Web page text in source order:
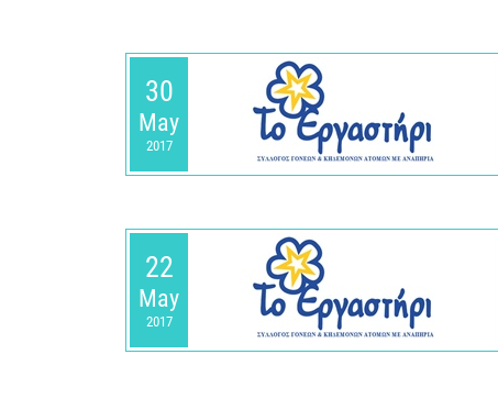
30
May
2017
22
May
2017